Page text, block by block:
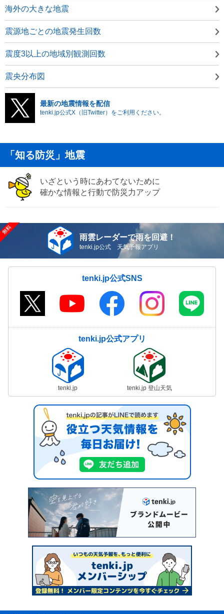
海外の大きな地震
震源地ごとの地震発生回数
震度3以上の地域別観測回数
震央分布図
最新の地震情報を配信
tenki.jp公式X（旧Twitter）をご利用ください。
「知る防災」地震
いざという時にあわてないために
確かな情報と行動で防災力アップ
雨雲レーダーで雨を回避！
tenki.jp公式 天気予報アプリ
tenki.jp公式SNS
tenki.jp公式アプリ
tenki.jp tenki.jp 登山天気